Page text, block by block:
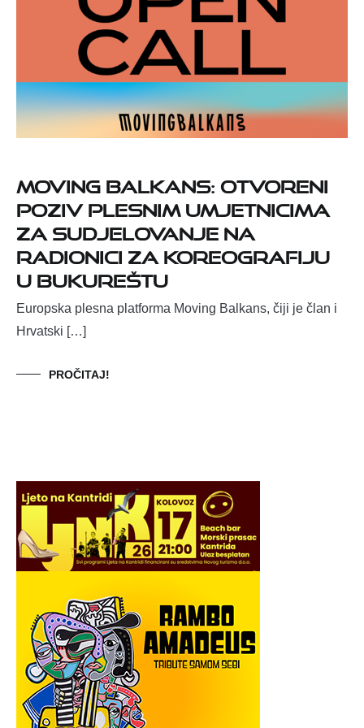
Moving Balkans: otvoreni
poziv plesnim umjetnicima
za sudjelovanje na
radionici za koreografiju
u Bukureštu
Europska plesna platforma Moving Balkans, čiji je član i
Hrvatski […]
PROČITAJ!